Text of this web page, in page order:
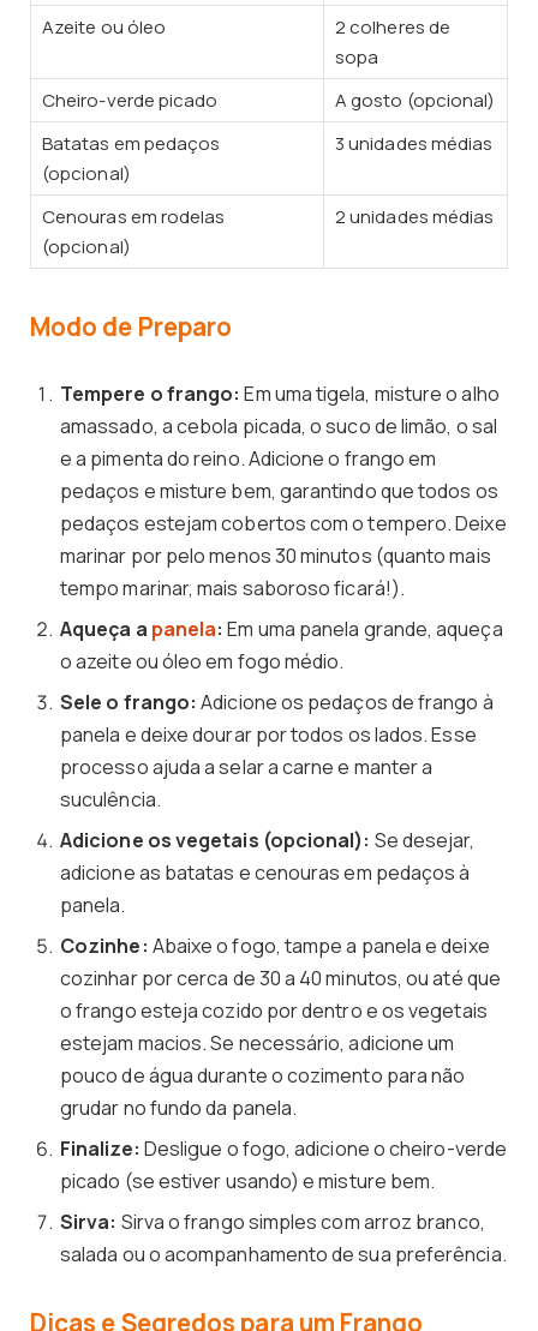
Azeite ou óleo
2 colheres de
sopa
Cheiro-verde picado
A gosto (opcional)
Batatas em pedaços
(opcional)
3 unidades médias
Cenouras em rodelas
(opcional)
2 unidades médias
Modo de Preparo
Tempere o frango: Em uma tigela, misture o alho
amassado, a cebola picada, o suco de limão, o sal
e a pimenta do reino. Adicione o frango em
pedaços e misture bem, garantindo que todos os
pedaços estejam cobertos com o tempero. Deixe
marinar por pelo menos 30 minutos (quanto mais
tempo marinar, mais saboroso ficará!).
Aqueça a panela: Em uma panela grande, aqueça
o azeite ou óleo em fogo médio.
Sele o frango: Adicione os pedaços de frango à
panela e deixe dourar por todos os lados. Esse
processo ajuda a selar a carne e manter a
suculência.
Adicione os vegetais (opcional): Se desejar,
adicione as batatas e cenouras em pedaços à
panela.
Cozinhe: Abaixe o fogo, tampe a panela e deixe
cozinhar por cerca de 30 a 40 minutos, ou até que
o frango esteja cozido por dentro e os vegetais
estejam macios. Se necessário, adicione um
pouco de água durante o cozimento para não
grudar no fundo da panela.
Finalize: Desligue o fogo, adicione o cheiro-verde
picado (se estiver usando) e misture bem.
Sirva: Sirva o frango simples com arroz branco,
salada ou o acompanhamento de sua preferência.
Dicas e Segredos para um Frango